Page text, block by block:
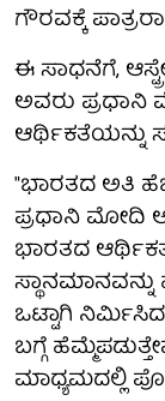
ಗೌರವಕ್ಕೆ
ಈ ಸಾಧನೆಗೆ,
ಅವರು ಪ್ರಧಾನಿ
ಆರ್ಥಿಕತೆಯನ್ನು
"ಭಾರತದ ಅತಿ
ಪ್ರಧಾನಿ ಮೋದಿ
ಭಾರತದ
ಒಟ್ಟಾಗಿ
ಬಗ್ಗೆ
ಮಾಧ್ಯಮದಲ್ಲಿ